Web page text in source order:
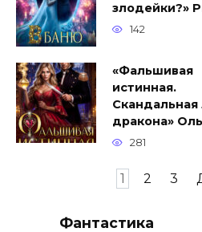
злодейки?»
142
«Фальшивая
истинная.
Скандальная
дракона»
281
записям
1 2 3
Фантастика